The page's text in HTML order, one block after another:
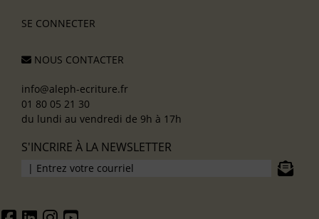
SE CONNECTER
NOUS CONTACTER
info@aleph-ecriture.fr
01 80 05 21 30
du lundi au vendredi de 9h à 17h
S'INCRIRE À LA NEWSLETTER